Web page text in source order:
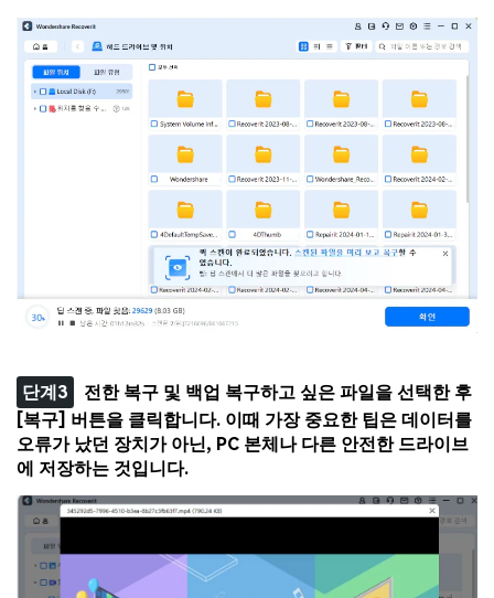
단계3
전한 복구 및 백업 복구하고 싶은 파일을 선택한 후
[복구] 버튼을 클릭합니다. 이때 가장 중요한 팁은 데이터를
오류가 났던 장치가 아닌, PC 본체나 다른 안전한 드라이브
에 저장하는 것입니다.